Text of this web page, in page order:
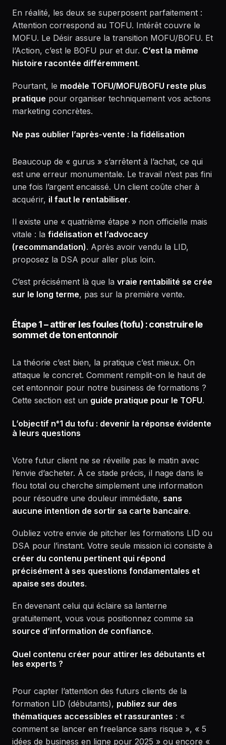
En réalité, les deux se superposent parfaitement :
Attention correspond au TOFU. Intérêt couvre le
MOFU. Le Désir assure la transition MOFU/BOFU. Et
l’Action, c’est le BOFU pur et dur. C’est la même
histoire racontée différemment.
Pourtant, le modèle TOFU/MOFU/BOFU reste plus
pratique pour organiser techniquement vos actions
marketing concrètes.
Ne pas oublier l’après-vente : la fidélisation
Beaucoup de « gurus » s’arrêtent à l’achat, ce qui
est une erreur monumentale. Le travail n’est pas fini
une fois l’argent encaissé. Un client coûte cher à
acquérir, il faut le rentabiliser.
Il existe une « quatrième étape » non officielle mais
vitale : la fidélisation et l’advocacy
(recommandation). Après avoir vendu la LID,
proposez la DSA pour aller plus loin.
C’est précisément là que la vraie rentabilité se crée
sur le long terme, pas sur la première vente.
Étape 1 – attirer les foules (tofu) : construire le
sommet de ton entonnoir
La théorie c’est bien, la pratique c’est mieux. On
attaque le concret. Comment remplit-on le haut de
cet entonnoir pour notre business de formations ?
Cette section est un guide pratique pour le TOFU.
L’objectif n°1 du tofu : devenir la réponse évidente
à leurs questions
Votre futur client ne se réveille pas le matin avec
l’envie d’acheter. À ce stade précis, il nage dans le
flou total ou cherche simplement une information
pour résoudre une douleur immédiate, sans
aucune intention de sortir sa carte bancaire.
Oubliez votre envie de pitcher les formations LID ou
DSA pour l’instant. Votre seule mission ici consiste à
créer du contenu pertinent qui répond
précisément à ses questions fondamentales et
apaise ses doutes.
En devenant celui qui éclaire sa lanterne
gratuitement, vous vous positionnez comme sa
source d’information de confiance.
Quel contenu créer pour attirer les débutants et
les experts ?
Pour capter l’attention des futurs clients de la
formation LID (débutants), publiez sur des
thématiques accessibles et rassurantes : «
comment se lancer en freelance sans risque », « 5
idées de business en ligne pour 2025 » ou encore «